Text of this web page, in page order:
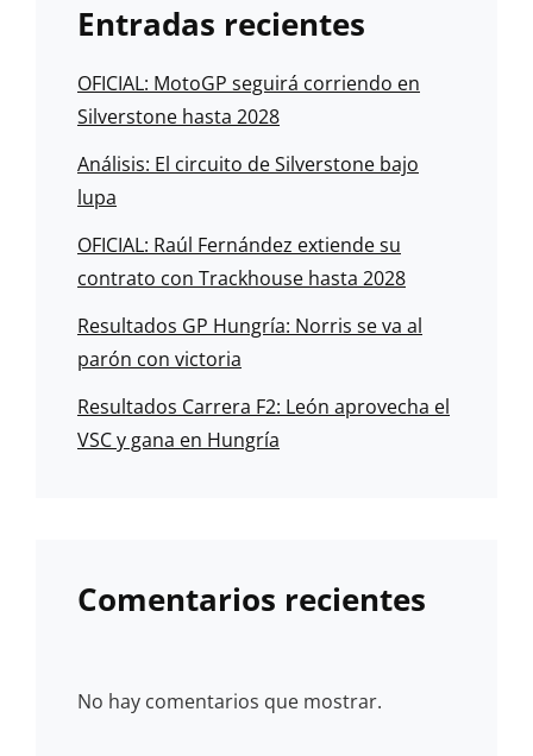
Entradas recientes
OFICIAL: MotoGP seguirá corriendo en
Silverstone hasta 2028
Análisis: El circuito de Silverstone bajo
lupa
OFICIAL: Raúl Fernández extiende su
contrato con Trackhouse hasta 2028
Resultados GP Hungría: Norris se va al
parón con victoria
Resultados Carrera F2: León aprovecha el
VSC y gana en Hungría
Comentarios recientes
No hay comentarios que mostrar.